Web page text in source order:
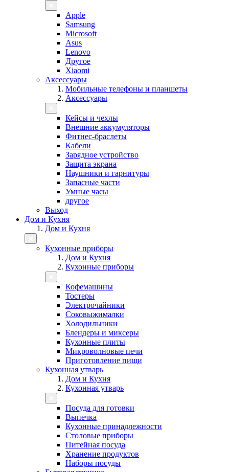
Apple
Samsung
Microsoft
Asus
Lenovo
Другое
Xiaomi
Аксессуары
Мобильные телефоны и планшеты
Аксессуары
Кейсы и чехлы
Внешние аккумуляторы
Фитнес-браслеты
Кабели
Зарядное устройство
Защита экрана
Наушники и гарнитуры
Запасные части
Умные часы
другое
Выход
Дом и Кухня
Дом и Кухня
Кухонные приборы
Дом и Кухня
Кухонные приборы
Кофемашины
Тостеры
Электрочайники
Соковыжималки
Холодильники
Блендеры и миксеры
Кухонные плиты
Микроволновые печи
Приготовление пищи
Кухонная утварь
Дом и Кухня
Кухонная утварь
Посуда для готовки
Выпечка
Кухонные принадлежности
Столовые приборы
Питейная посуда
Хранение продуктов
Наборы посуды